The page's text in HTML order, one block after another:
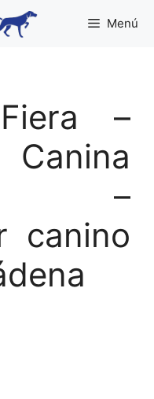
Menú
–
Canina
–
canino